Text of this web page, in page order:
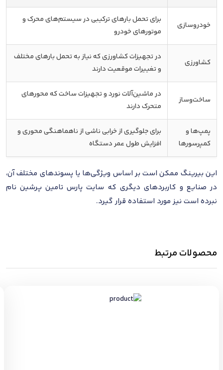
خودروسازی
برای تحمل بارهای ترکیبی در سیستم‌های محرک و
موتورهای خودرو
کشاورزی
در تجهیزات کشاورزی که نیاز به تحمل بارهای مختلف
و تغییرات موقعیت دارند
ساخت‌وساز
در ماشین‌آلات نورد و تجهیزات ساخت که محورهای
متحرک دارند
پمپ‌ها و
کمپرسورها
برای جلوگیری از خرابی ناشی از ناهماهنگی محوری و
افزایش طول عمر دستگاه
این بیرینگ ممکن است بر اساس ویژگی‌ها یا پسوندهای مختلف آن،
در صنایع و کاربردهای دیگری که سایت پارس تامین پرشین نام
نبرده است نیز مورد استفاده قرار گیرد.
محصولات مرتبط